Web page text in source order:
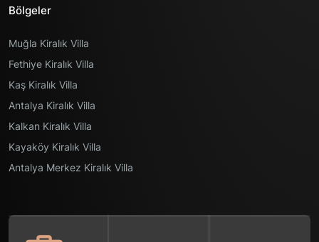
Bölgeler
Muğla Kiralık Villa
Fethiye Kiralık Villa
Kaş Kiralık Villa
Antalya Kiralık Villa
Kalkan Kiralık Villa
Kayaköy Kiralık Villa
Antalya Merkez Kiralık Villa